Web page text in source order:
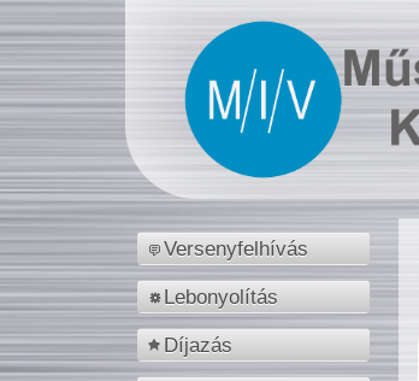
Versenyfelhívás
Lebonyolítás
Díjazás